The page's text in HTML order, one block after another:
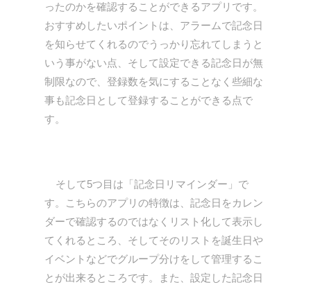
ったのかを確認することができるアプリです。
おすすめしたいポイントは、アラームで記念日
を知らせてくれるのでうっかり忘れてしまうと
いう事がない点、そして設定できる記念日が無
制限なので、登録数を気にすることなく些細な
事も記念日として登録することができる点で
す。
そして5つ目は「記念日リマインダー」で
す。こちらのアプリの特徴は、記念日をカレン
ダーで確認するのではなくリスト化して表示し
てくれるところ、そしてそのリストを誕生日や
イベントなどでグループ分けをして管理するこ
とが出来るところです。また、設定した記念日